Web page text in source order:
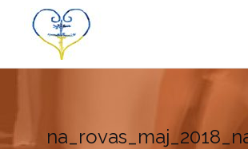
content